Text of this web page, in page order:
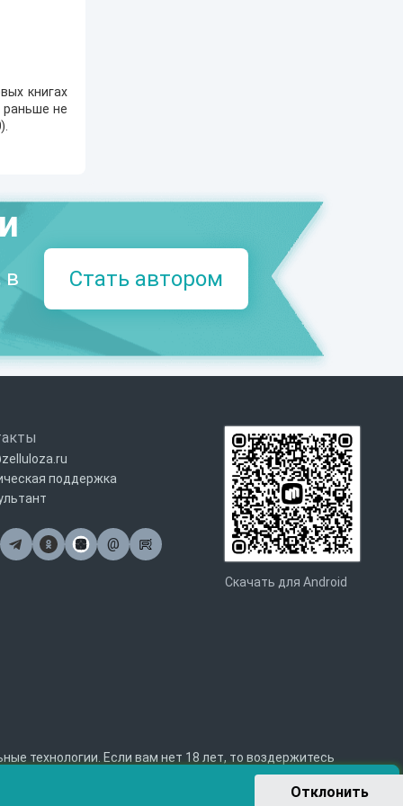
книгах
раньше не
).
в
Стать автором
поддержка
@Почта
Скачать для Android
технологии. Если вам нет 18 лет, то воздержитесь
Отклонить